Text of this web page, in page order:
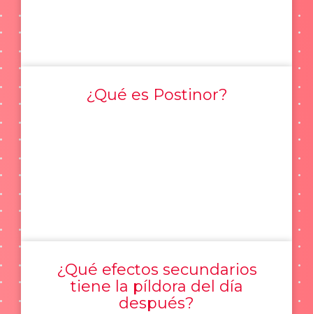
¿Qué es Postinor?
¿Qué efectos secundarios
tiene la píldora del día
después?